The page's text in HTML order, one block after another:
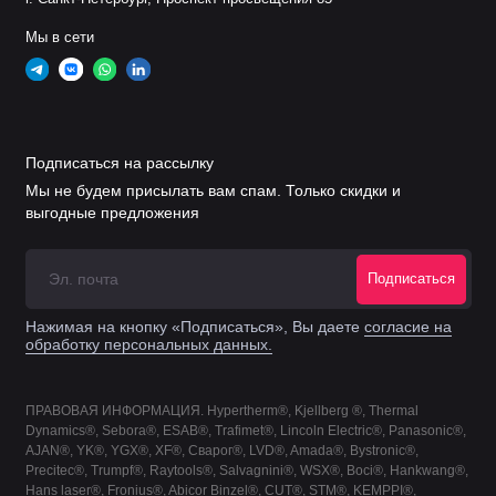
Дефлектор
Защитный
Кожух Сопло Электрод
Что нужно менять
Полный комплект расходных материалов для резака PMX30
Мы в сети
Подписаться на рассылку
Мы не будем присылать вам спам. Только скидки и
выгодные предложения
Подписаться
Нажимая на кнопку «Подписаться», Вы даете согласие на
обработку персональных данных.
ПРАВОВАЯ ИНФОРМАЦИЯ. Hypertherm®, Kjellberg ®, Thermal
Dynamics®, Sebora®, ESAB®, Trafimet®, Lincoln Electric®, Panasonic®,
AJAN®, YK®, YGX®, XF®, Сварог®, LVD®, Amada®, Bystronic®,
Precitec®, Trumpf®, Raytools®, Salvagnini®, WSX®, Boci®, Hankwang®,
Hans laser®, Fronius®, Abicor Binzel®, CUT®, STM®, KEMPPI®,